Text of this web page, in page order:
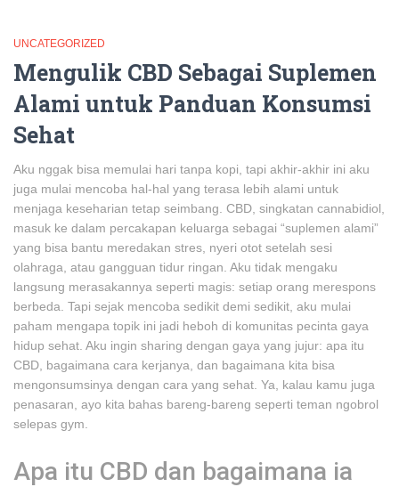
UNCATEGORIZED
Mengulik CBD Sebagai Suplemen
Alami untuk Panduan Konsumsi
Sehat
Aku nggak bisa memulai hari tanpa kopi, tapi akhir-akhir ini aku
juga mulai mencoba hal-hal yang terasa lebih alami untuk
menjaga keseharian tetap seimbang. CBD, singkatan cannabidiol,
masuk ke dalam percakapan keluarga sebagai “suplemen alami”
yang bisa bantu meredakan stres, nyeri otot setelah sesi
olahraga, atau gangguan tidur ringan. Aku tidak mengaku
langsung merasakannya seperti magis: setiap orang merespons
berbeda. Tapi sejak mencoba sedikit demi sedikit, aku mulai
paham mengapa topik ini jadi heboh di komunitas pecinta gaya
hidup sehat. Aku ingin sharing dengan gaya yang jujur: apa itu
CBD, bagaimana cara kerjanya, dan bagaimana kita bisa
mengonsumsinya dengan cara yang sehat. Ya, kalau kamu juga
penasaran, ayo kita bahas bareng-bareng seperti teman ngobrol
selepas gym.
Apa itu CBD dan bagaimana ia